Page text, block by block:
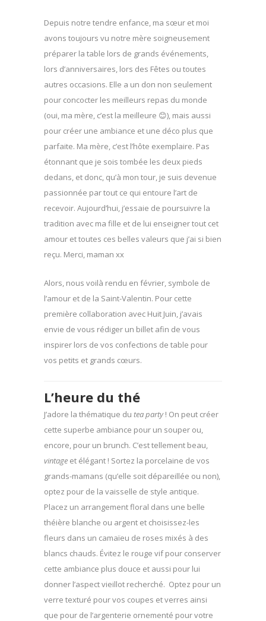
Depuis notre tendre enfance, ma sœur et moi
avons toujours vu notre mère soigneusement
préparer la table lors de grands événements,
lors d’anniversaires, lors des Fêtes ou toutes
autres occasions. Elle a un don non seulement
pour concocter les meilleurs repas du monde
(oui, ma mère, c’est la meilleure 😊), mais aussi
pour créer une ambiance et une déco plus que
parfaite. Ma mère, c’est l’hôte exemplaire. Pas
étonnant que je sois tombée les deux pieds
dedans, et donc, qu’à mon tour, je suis devenue
passionnée par tout ce qui entoure l’art de
recevoir. Aujourd’hui, j’essaie de poursuivre la
tradition avec ma fille et de lui enseigner tout cet
amour et toutes ces belles valeurs que j’ai si bien
reçu. Merci, maman xx
Alors, nous voilà rendu en février, symbole de
l’amour et de la Saint-Valentin. Pour cette
première collaboration avec Huit Juin, j’avais
envie de vous rédiger un billet afin de vous
inspirer lors de vos confections de table pour
vos petits et grands cœurs.
L’heure du thé
J’adore la thématique du tea party! On peut créer
cette superbe ambiance pour un souper ou,
encore, pour un brunch. C’est tellement beau,
vintage et élégant ! Sortez la porcelaine de vos
grands-mamans (qu’elle soit dépareillée ou non),
optez pour de la vaisselle de style antique.
Placez un arrangement floral dans une belle
théière blanche ou argent et choisissez-les
fleurs dans un camaïeu de roses mixés à des
blancs chauds. Évitez le rouge vif pour conserver
cette ambiance plus douce et aussi pour lui
donner l’aspect vieillot recherché. Optez pour un
verre texturé pour vos coupes et verres ainsi
que pour de l’argenterie ornementé pour votre